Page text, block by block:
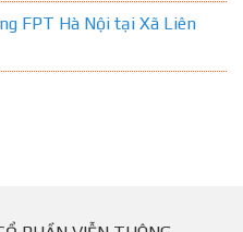
FPT Hà Nội tại Xã Liên